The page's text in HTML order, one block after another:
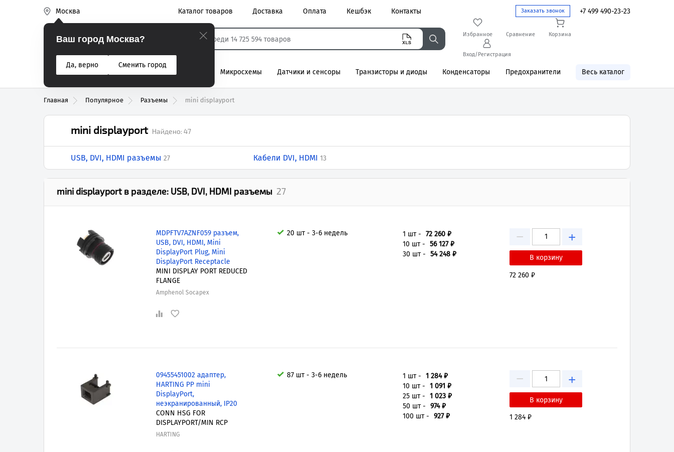
Москва Заказать звонок +7 499 490-23-23
Каталог товаров Доставка Оплата Кешбэк Контакты
Реле электромагнитные
Эиком Избранное Сравнение Корзина
Вход/Регистрация
Ваш город Москва?
Да, верно
Сменить город
% Акции
Разъемы Вентиляторы Микросхемы Датчики и сенсоры Транзисторы и диоды Конденсаторы Предохранители Весь каталог
Главная Популярное Разъемы mini displayport
mini displayport Найдено:47
USB, DVI, HDMI разъемы 27 Кабели DVI, HDMI 13
mini displayportв разделе: USB, DVI, HDMI разъемы 27
MDPFTV7AZNF059 разъем,
USB, DVI, HDMI, Mini
DisplayPort Plug, Mini
DisplayPort Receptacle
MINI DISPLAY PORT REDUCED
FLANGE
Amphenol Socapex
20 шт - 3-6 недель 1 шт - 72 260 ₽
10 шт - 56 127 ₽
30 шт - 54 248 ₽
− +
72 260 ₽
09455451002 адаптер,
HARTING PP mini
DisplayPort,
неэкранированный, IP20
CONN HSG FOR
DISPLAYPORT/MIN RCP
HARTING
87 шт - 3-6 недель 1 шт - 1 284 ₽
10 шт - 1 091 ₽
25 шт - 1 023 ₽
50 шт - 974 ₽
100 шт - 927 ₽
− +
1 284 ₽